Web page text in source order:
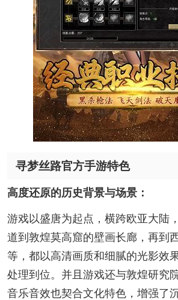
寻梦丝路官方手游特色
高度还原的历史背景与场景：
游戏以盛唐为起点，横跨欧亚大陆
道到敦煌莫高窟的壁画长廊，再到
等，都以高清画质和细腻的光影效
处理到位。并且游戏还与敦煌研究
音乐音效也契合文化特色，增强了沉